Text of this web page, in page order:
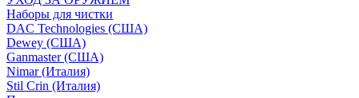
Наборы для чистки
DAC Technologies (США)
Dewey (США)
Ganmaster (США)
Nimar (Италия)
Stil Crin (Италия)